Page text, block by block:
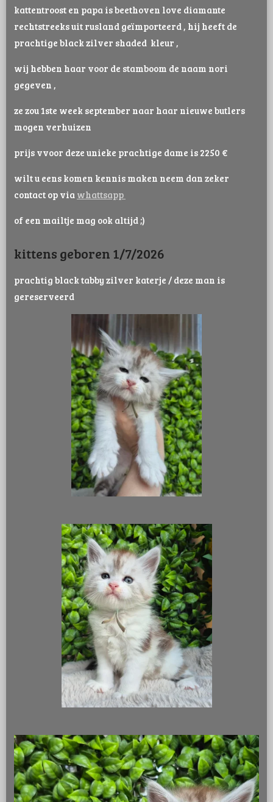
kattentroost en papa is beethoven love diamante
rechtstreeks uit rusland geïmporteerd , hij heeft de
prachtige black zilver shaded kleur ,
wij hebben haar voor de stamboom de naam nori
gegeven ,
ze zou 1ste week september naar haar nieuwe butlers
mogen verhuizen
prijs vvoor deze unieke prachtige dame is 2250 €
wilt u eens komen kennis maken neem dan zeker
contact op via whattsapp
of een mailtje mag ook altijd ;)
kittens geboren 1/7/2026
prachtig black tabby zilver katerje / deze man is
gereserveerd